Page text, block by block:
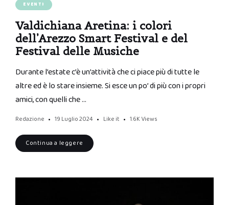
EVENTI
Valdichiana Aretina: i colori
dell’Arezzo Smart Festival e del
Festival delle Musiche
Durante l’estate c’è un’attività che ci piace più di tutte le
altre ed è lo stare insieme. Si esce un po’ di più con i propri
amici, con quelli che …
Redazione 19 Luglio 2024 Like it 1.6K Views
Continua a leggere